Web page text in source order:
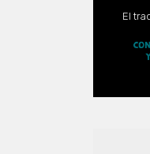
El